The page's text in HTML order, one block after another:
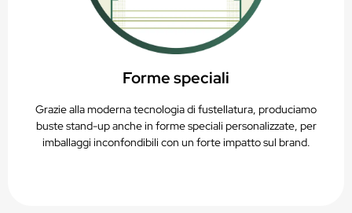
Forme speciali
Grazie alla moderna tecnologia di fustellatura, produciamo
buste stand-up anche in forme speciali personalizzate, per
imballaggi inconfondibili con un forte impatto sul brand.